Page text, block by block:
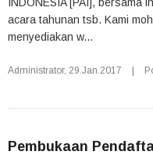
acara tahunan tsb. Kami
menyediakan w...
Administrator, 29.Jan.2017
Pembukaan